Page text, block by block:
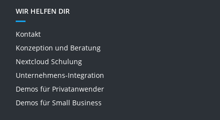
WIR HELFEN DIR
Kontakt
Konzeption und Beratung
Nextcloud Schulung
Unternehmens-Integration
Demos für Privatanwender
Demos für Small Business